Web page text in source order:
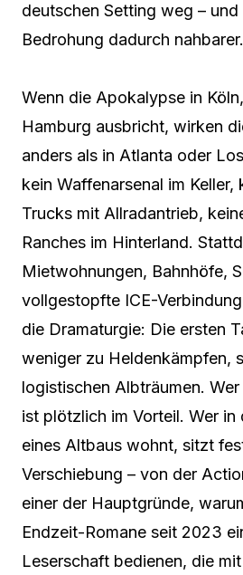
deutschen Setting weg –
Bedrohung dadurch nahbarer.
Wenn die Apokalypse in
Hamburg ausbricht, wirken
anders als in Atlanta oder
kein Waffenarsenal im
Trucks mit Allradantrieb,
Ranches im Hinterland.
Mietwohnungen, Bahnhöfe,
vollgestopfte ICE-
die Dramaturgie: Die ersten
weniger zu Heldenkämpfen,
logistischen Albträumen.
ist plötzlich im Vorteil. Wer in
eines Altbaus wohnt, sitzt
Verschiebung – von der
einer der Hauptgründe,
Endzeit-Romane seit 2023
Leserschaft bedienen, die